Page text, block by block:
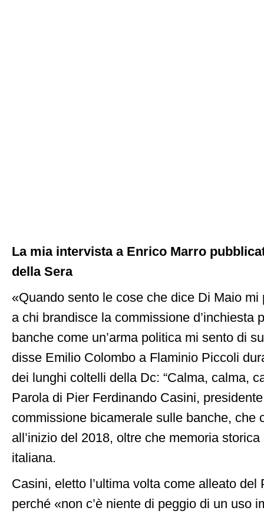
La mia intervista a Enrico Marro
della Sera
«Quando sento le cose che dice Di Maio mi
a chi brandisce la commissione d’inchiesta
banche come un’arma politica mi sento di
disse Emilio Colombo a Flaminio Piccoli
dei lunghi coltelli della Dc: “Calma, calma,
Parola di Pier Ferdinando Casini, presidente
commissione bicamerale sulle banche, che
all’inizio del 2018, oltre che memoria
italiana.
Casini, eletto l’ultima volta come alleato del
perché «non c’è niente di peggio di un uso